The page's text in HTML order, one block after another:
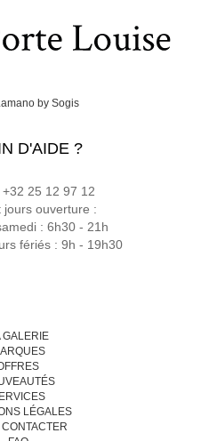
by Sogis
D'AIDE ?
25 12 97 12
jours ouverture :
: 6h30 - 21h
fériés : 9h - 19h30
GALERIE
LÉGALES